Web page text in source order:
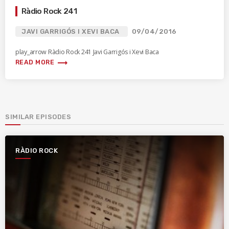
Ràdio Rock 241
JAVI GARRIGÓS I XEVI BACA 09/04/2016
play_arrow Ràdio Rock 241 Javi Garrigós i Xevi Baca
READ MORE trending_flat
SIMILAR EPISODES
RÀDIO ROCK